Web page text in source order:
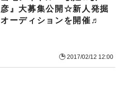
彦』大募集公開☆新人発掘
オーディションを開催♬
2017/02/12 12:00